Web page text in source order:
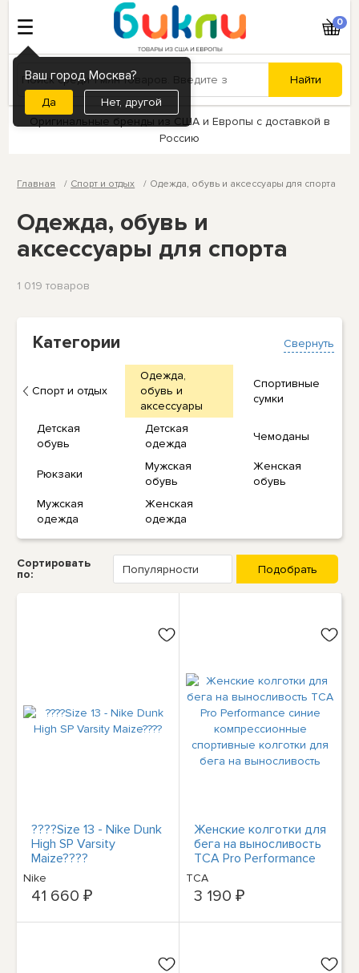
Ваш город Москва?
Нет, другой
0
Оригинальные бренды из США и Европы с доставкой в
Россию
Главная Спорт и отдых Одежда, обувь и аксессуары для спорта
Одежда, обувь и
аксессуары для спорта
1 019 товаров
Свернуть
Категории
Спорт и отдых
Одежда,
обувь и
аксессуары
Спортивные
сумки
Детская
обувь
Детская
одежда
Чемоданы
Рюкзаки
Мужская
обувь
Женская
обувь
Мужская
одежда
Женская
одежда
Сортировать
по:
????Size 13 - Nike Dunk
High SP Varsity
Maize????
Nike
41 660 ₽
Женские колготки для
бега на выносливость
TCA Pro Performance
синие
компрессионные
спортивные колготки
TCA
3 190 ₽